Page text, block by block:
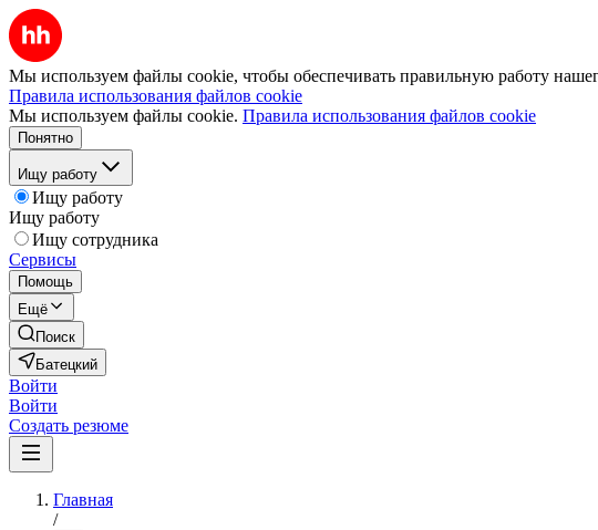
Мы используем файлы cookie, чтобы обеспечивать правильную работу
Правила использования файлов cookie
Мы используем файлы cookie. Правила использования файлов cookie
Понятно
Ищу работу
Ищу работу
Ищу работу
Ищу сотрудника
Сервисы
Помощь
Ещё
Поиск
Батецкий
Войти
Войти
Создать резюме
Главная
/